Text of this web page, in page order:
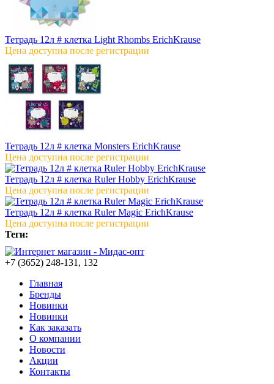
Тетрадь 12л # клетка Light Rhombs ErichKrause
Цена доступна после регистрации
Тетрадь 12л # клетка Monsters ErichKrause
Цена доступна после регистрации
Тетрадь 12л # клетка Ruler Hobby ErichKrause
Цена доступна после регистрации
Тетрадь 12л # клетка Ruler Magic ErichKrause
Цена доступна после регистрации
Теги:
+7 (3652) 248-131, 132
Главная
Бренды
Новинки
Новинки
Как заказать
О компании
Новости
Акции
Контакты